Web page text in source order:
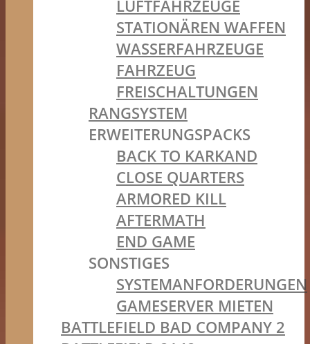
LUFTFAHRZEUGE
STATIONÄREN WAFFEN
WASSERFAHRZEUGE
FAHRZEUG
FREISCHALTUNGEN
RANGSYSTEM
ERWEITERUNGSPACKS
BACK TO KARKAND
CLOSE QUARTERS
ARMORED KILL
AFTERMATH
END GAME
SONSTIGES
SYSTEMANFORDERUNGEN
GAMESERVER MIETEN
BATTLEFIELD BAD COMPANY 2